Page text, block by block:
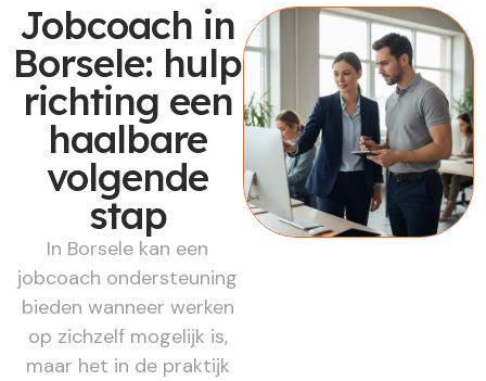
Jobcoach in
Borsele: hulp
richting een
haalbare
volgende
stap
In Borsele kan een
jobcoach ondersteuning
bieden wanneer werken
op zichzelf mogelijk is,
maar het in de praktijk